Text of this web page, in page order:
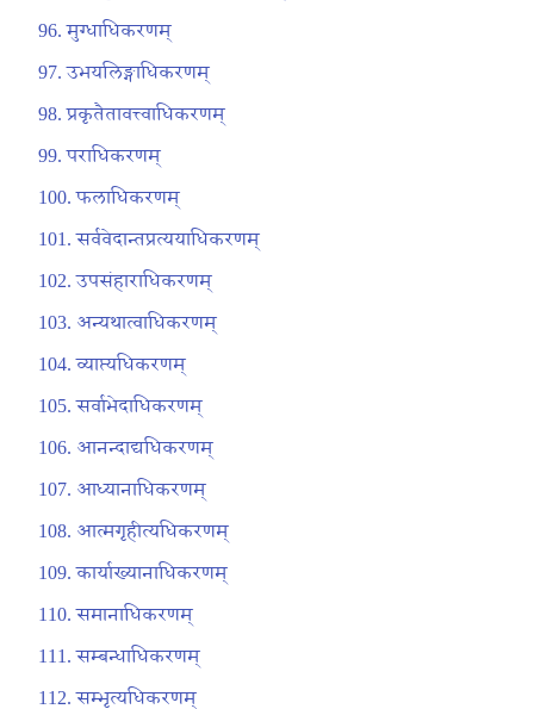
मुग्धाधिकरणम्
उभयलिङ्गाधिकरणम्
प्रकृतैतावत्त्वाधिकरणम्
पराधिकरणम्
फलाधिकरणम्
सर्ववेदान्तप्रत्ययाधिकरणम्
उपसंहाराधिकरणम्
अन्यथात्वाधिकरणम्
व्याप्त्यधिकरणम्
सर्वाभेदाधिकरणम्
आनन्दाद्यधिकरणम्
आध्यानाधिकरणम्
आत्मगृहीत्यधिकरणम्
कार्याख्यानाधिकरणम्
समानाधिकरणम्
सम्बन्धाधिकरणम्
सम्भृत्यधिकरणम्